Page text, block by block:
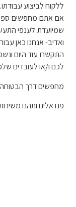
ללקוח לביצוע עבודתו.
אם אתם מחפשים
שמיועדת לענפי
ואדיב- אנחנו כאן
התקשרו עוד היום
לכם ו/או לעובדים
מחפשים דרך
פנו אלינו ותהנו